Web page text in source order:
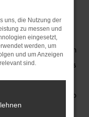
arbeiten
von der Qualität
wir auf Nummer
Gebrauchtwagen
bedeutet dies, dass
gastiert und dort
wird. Unser Credo
Fahrzeuge auf die
uns, die Nutzung der
zu messen und
eingesetzt,
werden, um
und um Anzeigen
sind.